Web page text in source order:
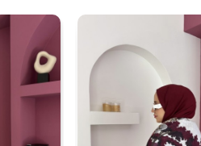
STD